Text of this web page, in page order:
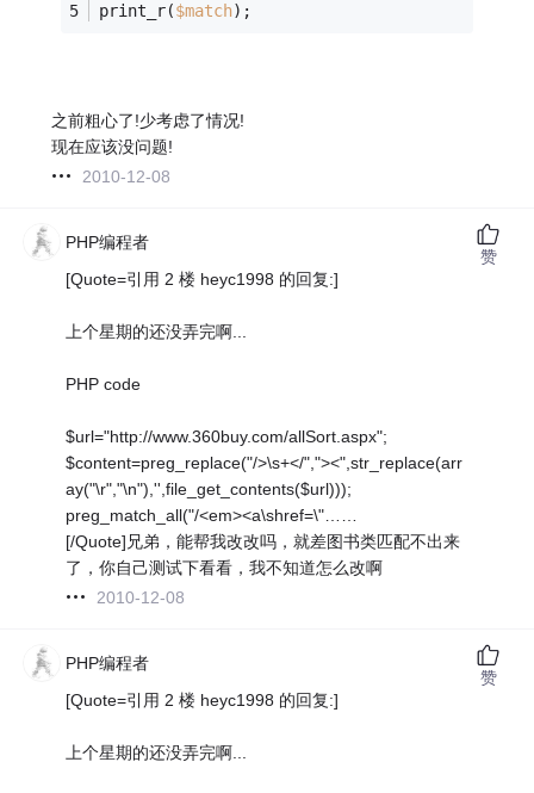
print_r($match);
之前粗心了!少考虑了情况!
现在应该没问题!
2010-12-08
PHP编程者
[Quote=引用 2 楼 heyc1998 的回复:]
上个星期的还没弄完啊...
PHP code
$url="http://www.360buy.com/allSort.aspx";
$content=preg_replace("/>\s+</","><",str_replace(arr
ay("\r","\n"),'',file_get_contents($url)));
preg_match_all("/<em><a\shref=\"……
[/Quote]兄弟，能帮我改改吗，就差图书类匹配不出来
了，你自己测试下看看，我不知道怎么改啊
2010-12-08
赞
PHP编程者
[Quote=引用 2 楼 heyc1998 的回复:]
上个星期的还没弄完啊...
赞